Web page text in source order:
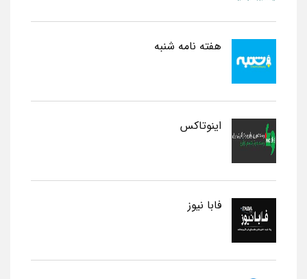
هفته نامه شنبه
اینوتاکس
فابا نیوز